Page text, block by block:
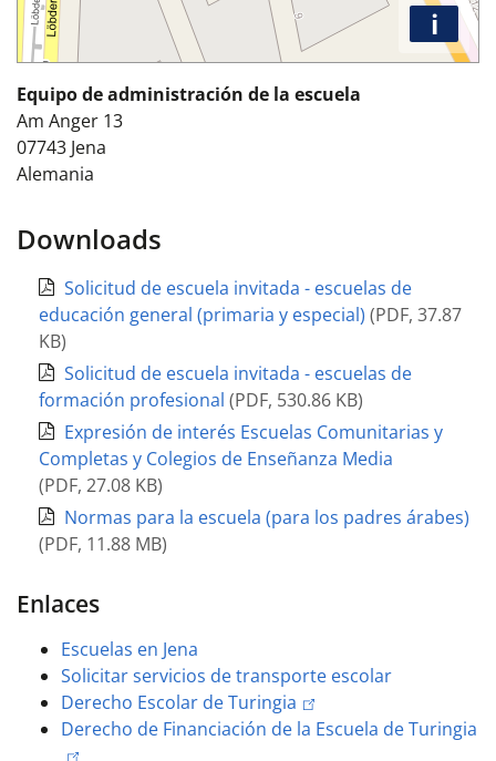
i
Equipo de administración de la escuela
Am Anger 13
07743 Jena
Alemania
Downloads
Solicitud de escuela invitada - escuelas de
educación general (primaria y especial) (PDF, 37.87
KB)
Solicitud de escuela invitada - escuelas de
formación profesional (PDF, 530.86 KB)
Expresión de interés Escuelas Comunitarias y
Completas y Colegios de Enseñanza Media
(PDF, 27.08 KB)
Normas para la escuela (para los padres árabes)
(PDF, 11.88 MB)
Enlaces
Escuelas en Jena
Solicitar servicios de transporte escolar
Derecho Escolar de Turingia
Derecho de Financiación de la Escuela de Turingia